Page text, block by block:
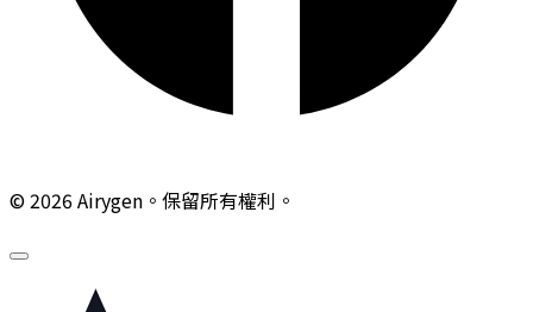
© 2026 Airygen。保留所有權利。